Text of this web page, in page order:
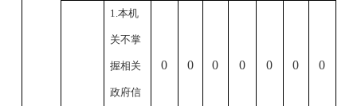
1.本机
关不掌
握相关
政府信
0 0 0 0 0 0 0